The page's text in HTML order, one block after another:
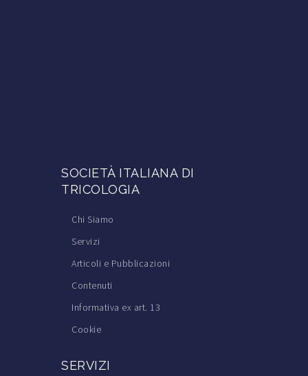
SOCIETÀ ITALIANA DI
TRICOLOGIA
Chi Siamo
Servizi
Articoli e Pubblicazioni
Contenuti
Informativa ex art. 13
Cookie
SERVIZI